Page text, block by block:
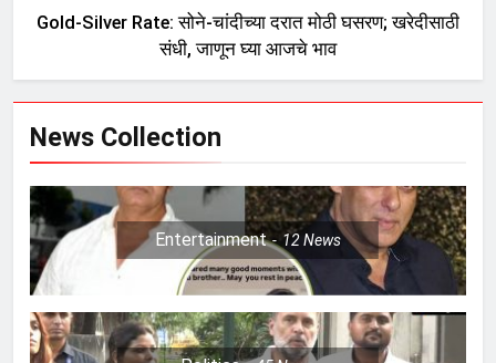
Gold-Silver Rate: सोने-चांदीच्या दरात मोठी घसरण; खरेदीसाठी
संधी, जाणून घ्या आजचे भाव
News Collection
Entertainment 12News